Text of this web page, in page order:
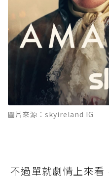
圖片來源：skyireland IG
不過單就劇情上來